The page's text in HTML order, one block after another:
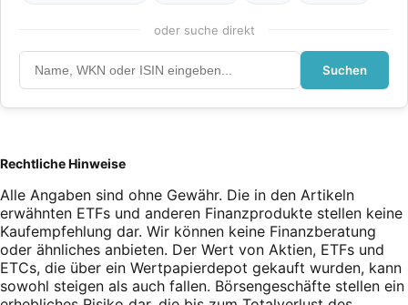
oder suche direkt
Suchen
Rechtliche Hinweise
Alle Angaben sind ohne Gewähr. Die in den Artikeln
erwähnten ETFs und anderen Finanzprodukte stellen keine
Kaufempfehlung dar. Wir können keine Finanzberatung
oder ähnliches anbieten. Der Wert von Aktien, ETFs und
ETCs, die über ein Wertpapierdepot gekauft wurden, kann
sowohl steigen als auch fallen. Börsengeschäfte stellen ein